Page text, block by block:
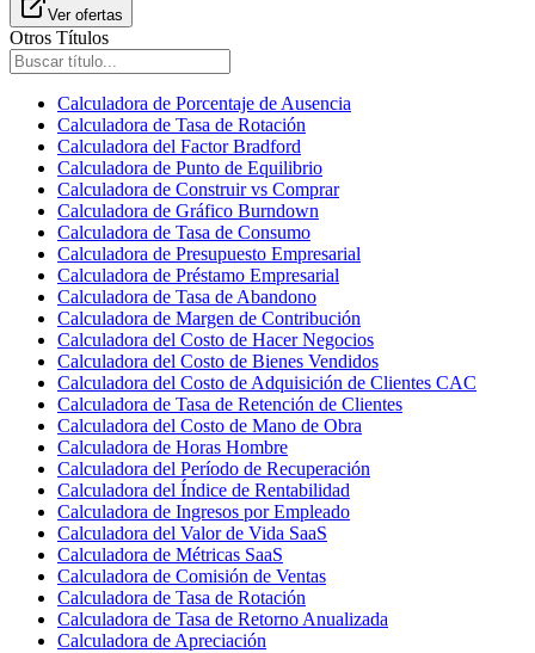
Ver ofertas
Otros Títulos
Calculadora de Porcentaje de Ausencia
Calculadora de Tasa de Rotación
Calculadora del Factor Bradford
Calculadora de Punto de Equilibrio
Calculadora de Construir vs Comprar
Calculadora de Gráfico Burndown
Calculadora de Tasa de Consumo
Calculadora de Presupuesto Empresarial
Calculadora de Préstamo Empresarial
Calculadora de Tasa de Abandono
Calculadora de Margen de Contribución
Calculadora del Costo de Hacer Negocios
Calculadora del Costo de Bienes Vendidos
Calculadora del Costo de Adquisición de Clientes CAC
Calculadora de Tasa de Retención de Clientes
Calculadora del Costo de Mano de Obra
Calculadora de Horas Hombre
Calculadora del Período de Recuperación
Calculadora del Índice de Rentabilidad
Calculadora de Ingresos por Empleado
Calculadora del Valor de Vida SaaS
Calculadora de Métricas SaaS
Calculadora de Comisión de Ventas
Calculadora de Tasa de Rotación
Calculadora de Tasa de Retorno Anualizada
Calculadora de Apreciación